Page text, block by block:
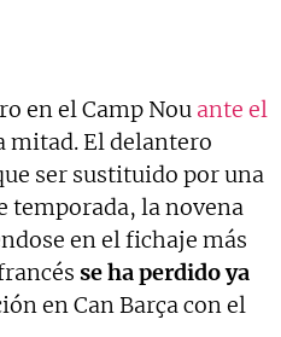
en el Camp Nou ante el
mitad. El delantero
ser sustituido por una
temporada, la novena
en el fichaje más
se ha perdido ya
en Can Barça con el